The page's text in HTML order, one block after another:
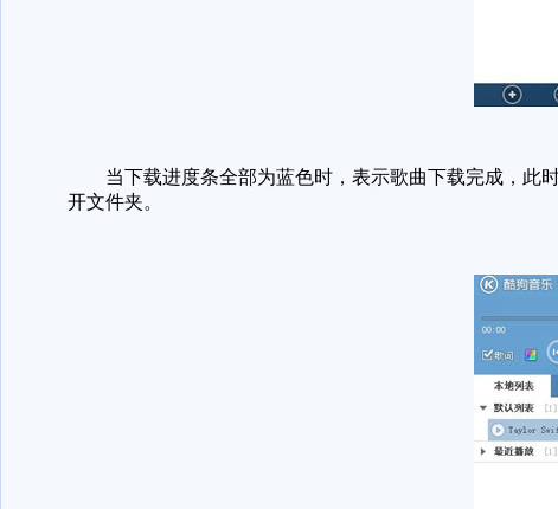
当下载进度条全部为蓝色时，表示歌曲下载完成，此时
开文件夹。